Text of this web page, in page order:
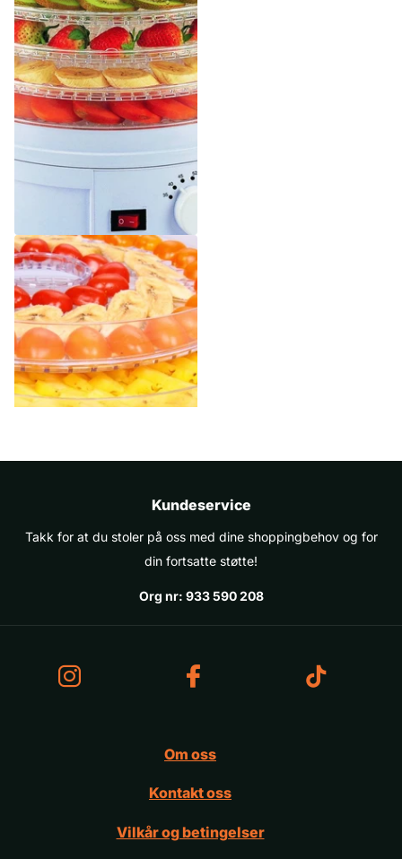
Mattørker
1anmeldelse
9 på lager
Leveringstid: 2-5
virkedager
469,00 kr 399,00 kr
Kundeservice
Takk for at du stoler på oss med dine shoppingbehov og for
din fortsatte støtte!
Org nr: 933 590 208
Om oss
Kontakt oss
Vilkår og betingelser